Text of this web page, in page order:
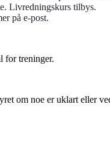
Livredningskurs tilbys.
på e-post.
for treninger.
om noe er uklart eller